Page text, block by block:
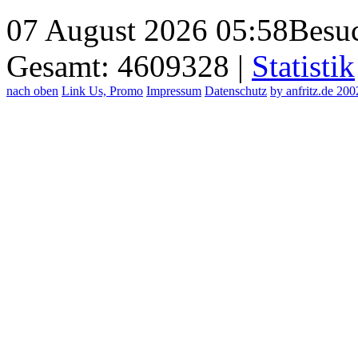
07 August 2026 05:58
Gesamt: 4609328 | Statistik
nach oben Link Us, Promo Impressum Datenschutz by anfritz.de